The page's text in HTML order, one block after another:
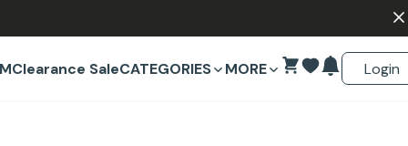
Clearance SaleCATEGORIES MORE Login